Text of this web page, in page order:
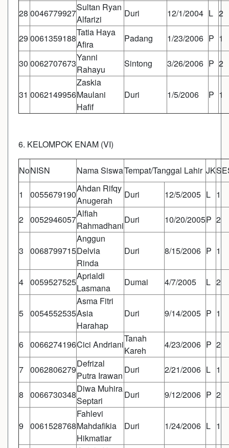
28 0046779927
Sultan Ryan
Alfarizi
Duri 12/1/2004 L 2
29 0061359188
Tatia Haya
Afira
Padang 1/23/2006 P 1
30 0062707673
Yanni
Rahayu
Sintong 3/26/2006 P 2
31 0062149956
Zaskia
Maulani
Hafif
Duri 1/5/2006 P 1
6. KELOMPOK ENAM (VI)
NoNISN Nama SiswaTempat/Tanggal Lahir JK
1 0055679190
Ahdan Rifqy
Anugerah
Duri 12/5/2005 L 1
2 0052946057
Alfiah
Rahmadhani
Duri 10/20/2005P 2
3 0068799715
Anggun
Delvia
Rinda
Duri 8/15/2006 P 1
4 0059527525
Aprialdi
Lasmana
Dumai 4/7/2005 L 2
5 0054552535
Asma Fitri
Asia
Harahap
Duri 9/14/2005 P 1
6 0066274196Cici Andriani
Tanah
Kareh
4/23/2006 P 2
7 0062806279
Defrizal
Putra Irawan
Duri 2/21/2006 L 1
8 0066730348
Diwa Muhira
Septari
Duri 9/12/2006 P 2
9 0061528768
Fahlevi
Mahdafikia
Hikmatiar
Duri 1/24/2006 L 1